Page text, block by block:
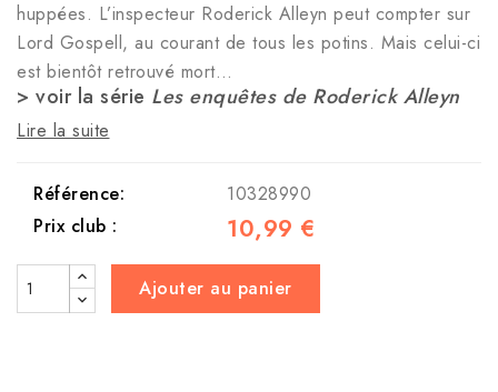
huppées. L’inspecteur Roderick Alleyn peut compter sur
Lord Gospell, au courant de tous les potins. Mais celui-ci
est bientôt retrouvé mort…
> voir la série Les enquêtes de Roderick Alleyn
Lire la suite
Référence:
10328990
Prix club :
10,99 €
Ajouter au panier